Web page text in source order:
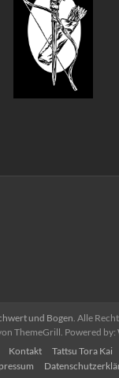
und Bogen. Alle
ThemeGrill. Powered by:
Kontakt Tattsu Tora Kai